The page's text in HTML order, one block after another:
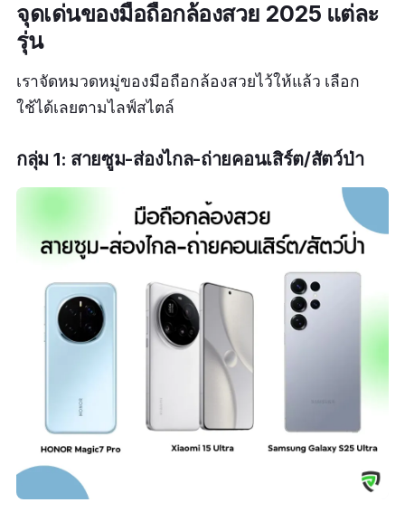
รองรับเสียง Hi-Res, Dolby Atmos®, 360
Reality Audio และมีช่องหูฟัง 3.5 มม. เหมาะกับค
ประสบการณ์เสียงระดับโปร
กล้องหลัง 3 ตัว: กล้องหลัก 52MP (Exmor T™)
+ เทเลโฟโต้ 12MP ซูม 85-170 มม. +
Ultrawide 12MP มุมกว้าง 123°
กล้องหลักรูรับแสง f/1.9 พร้อมเลนส์ ZEISS®
และ OIS
กล้องซูม Optical 85-170 มม. + Eye AF
ดวงตาอัตโนมัติ
กล้องหน้า 12MP วิดีโอ 4K HDR พร้อม S-
Cinetone for mobile
หน้าจอ 5” OLED FHD+ 120Hz พร้อม
เทคโนโลยี BRAVIA™ และ Motion Blur
Reduction
100X เก็บรายละเอียดแม้ในระยะไกล พร้อม OIS
ลดการสั่นไหวขั้นสุด
กล้องหลัก 50MP รูรับแสงปรับได้ f/1.4-f/2.0 ช่วย
ให้ภาพคมชัดทุกสภาพแสง และกล้อง Ultra-Wide
มือถือกล้องดีที่สุดที่คนชอบถ่ายวิวไม่ควรพลาด
วิดีโอ 4K 60fps ทุกกล้อง ให้คอนเทนต์คมชัดใน
ทุกเฟรม รองรับโหมด Pro, AI Super Zoom และ
HDR เหมาะกับสายวิดีโอและครีเอเตอร์
หน้าจอ OLED ขนาด 6.8 นิ้ว ความละเอียด FHD+
สว่างสูงสุด HDR 5000 nits ให้ประสบการณ์มือถือ
ถ่ายรูปสวยที่คมชัดแม้กลางแดดจ้า และใช้กระจก
HONOR NanoCrystal Shield เพิ่มความทนทาน
ขับเคลื่อนด้วย Snapdragon 8 Elite + RAM 12GB
ROM 512GB ตอบโจทย์สายถ่ายภาพที่ต้องการ
ประสิทธิภาพสูงแบบไม่สะดุด
จุดเด่นของมือถือกล้องสวย 2025 แต่ละ
รุ่น
เราจัดหมวดหมู่ของมือถือกล้องสวยไว้ให้แล้ว เลือก
ใช้ได้เลยตามไลฟ์สไตล์
กลุ่ม 1: สายซูม-ส่องไกล-ถ่ายคอนเสิร์ต/สัตว์ป่า